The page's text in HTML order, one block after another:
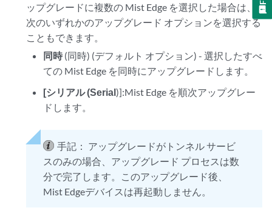
ップグレードに複数の Mist Edge を選択した場合は、
次のいずれかのアップグレード オプションを選択する
こともできます。
同時(同時) (デフォルト オプション) - 選択したすべ
ての Mist Edge を同時にアップグレードします。
[シリアル (Serial)]:Mist Edge を順次アップグレー
ドします。
手記： アップグレードがトンネル サービ
スのみの場合、アップグレード プロセスは数
分で完了します。このアップグレード後、
Mist Edgeデバイスは再起動しません。